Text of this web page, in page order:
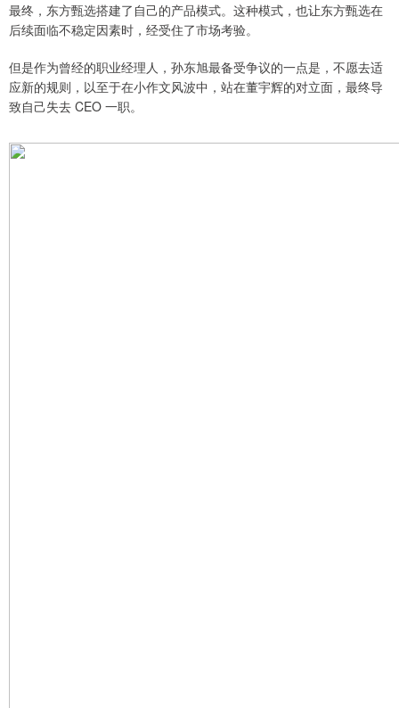
最终，东方甄选搭建了自己的产品模式。这种模式，也让东方甄选在
后续面临不稳定因素时，经受住了市场考验。
但是作为曾经的职业经理人，孙东旭最备受争议的一点是，不愿去适
应新的规则，以至于在小作文风波中，站在董宇辉的对立面，最终导
致自己失去 CEO 一职。